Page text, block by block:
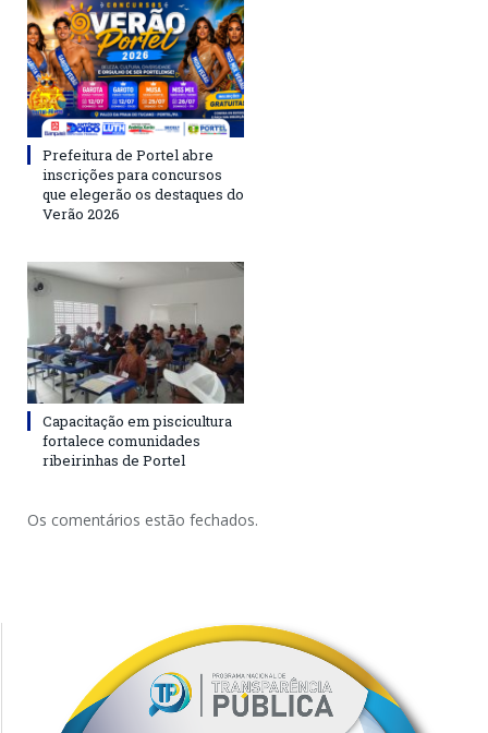
Prefeitura de Portel abre
inscrições para concursos
que elegerão os destaques do
Verão 2026
Capacitação em piscicultura
fortalece comunidades
ribeirinhas de Portel
Os comentários estão fechados.